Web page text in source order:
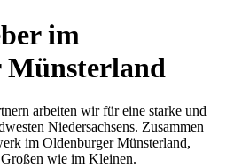
im
Münsterland
arbeiten wir für eine starke und
Niedersachsens. Zusammen
im Oldenburger Münsterland,
wie im Kleinen.